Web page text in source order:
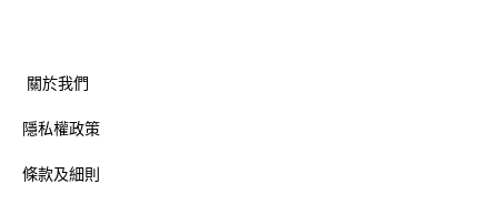
關於我們
隱私權政策
條款及細則